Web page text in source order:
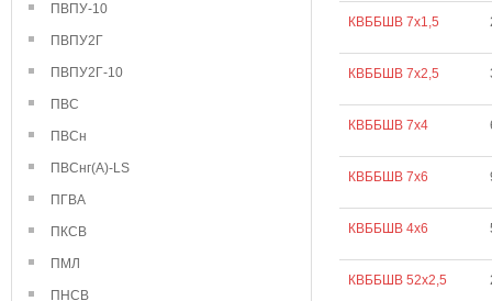
ПВПУ-10
ПВПУ2Г
ПВПУ2Г-10
ПВС
ПВСн
ПВСнг(А)-LS
ПГВА
ПКСВ
ПМЛ
ПНСВ
КВББШВ 7х1,5
КВББШВ 7х2,5
КВББШВ 7х4
КВББШВ 7х6
КВББШВ 4х6
КВББШВ 52х2,5